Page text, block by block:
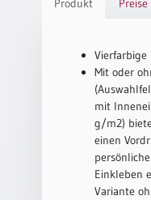
Hochzeitsjubiläum
Abendmahlszulassung
Kirchen(wieder)eintritt
Produkt
Mit oder
mit
g/m2)
einen
Einkleben
Variante